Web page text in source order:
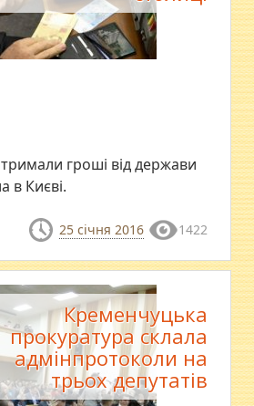
гроші від держави
в Києві.
25 січня 2016 1422
Кременчуцька
прокуратура склала
адмінпротоколи на
трьох депутатів